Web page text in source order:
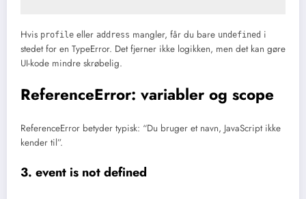
Hvis profile eller address mangler, får du bare undefined i
stedet for en TypeError. Det fjerner ikke logikken, men det kan gøre
UI-kode mindre skrøbelig.
ReferenceError: variabler og scope
ReferenceError betyder typisk: “Du bruger et navn, JavaScript ikke
kender til”.
3. event is not defined